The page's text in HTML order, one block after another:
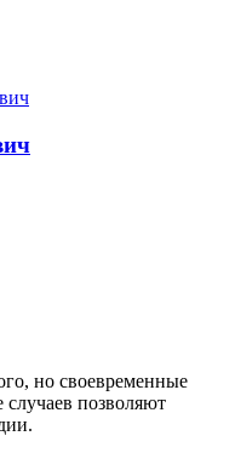
но своевременные
позволяют